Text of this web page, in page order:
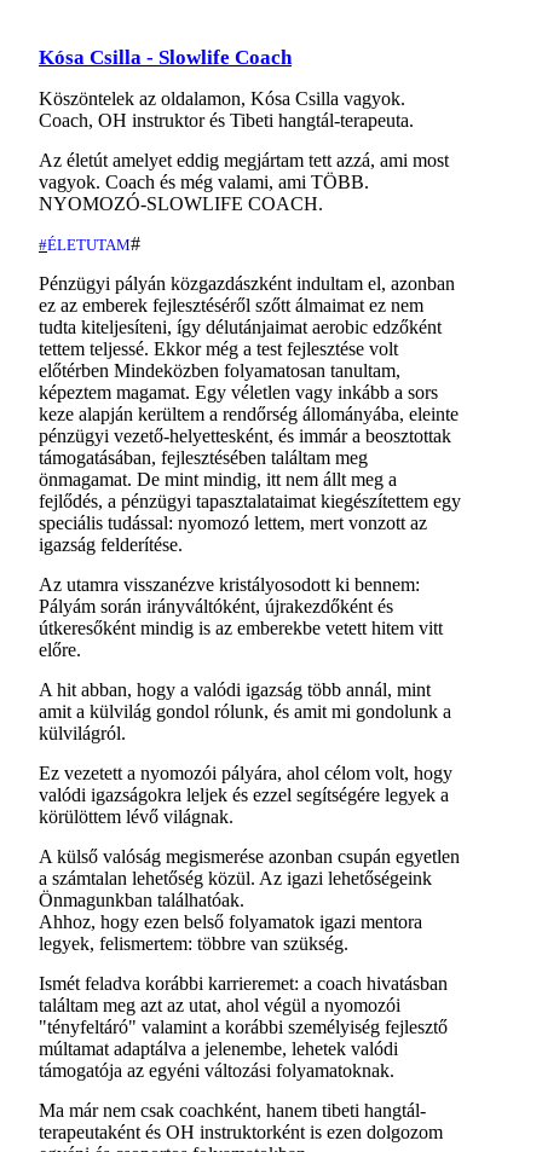
Kósa Csilla - Slowlife Coach
Köszöntelek az oldalamon, Kósa Csilla vagyok.
Coach, OH instruktor és Tibeti hangtál-terapeuta.
Az életút amelyet eddig megjártam tett azzá, ami most
vagyok. Coach és még valami, ami TÖBB.
NYOMOZÓ-SLOWLIFE COACH.
#ÉLETUTAM#
Pénzügyi pályán közgazdászként indultam el, azonban
ez az emberek fejlesztéséről szőtt álmaimat ez nem
tudta kiteljesíteni, így délutánjaimat aerobic edzőként
tettem teljessé. Ekkor még a test fejlesztése volt
előtérben Mindeközben folyamatosan tanultam,
képeztem magamat. Egy véletlen vagy inkább a sors
keze alapján kerültem a rendőrség állományába, eleinte
pénzügyi vezető-helyettesként, és immár a beosztottak
támogatásában, fejlesztésében találtam meg
önmagamat. De mint mindig, itt nem állt meg a
fejlődés, a pénzügyi tapasztalataimat kiegészítettem egy
speciális tudással: nyomozó lettem, mert vonzott az
igazság felderítése.
Az utamra visszanézve kristályosodott ki bennem:
Pályám során irányváltóként, újrakezdőként és
útkeresőként mindig is az emberekbe vetett hitem vitt
előre.
A hit abban, hogy a valódi igazság több annál, mint
amit a külvilág gondol rólunk, és amit mi gondolunk a
külvilágról.
Ez vezetett a nyomozói pályára, ahol célom volt, hogy
valódi igazságokra leljek és ezzel segítségére legyek a
körülöttem lévő világnak.
A külső valóság megismerése azonban csupán egyetlen
a számtalan lehetőség közül. Az igazi lehetőségeink
Önmagunkban találhatóak.
Ahhoz, hogy ezen belső folyamatok igazi mentora
legyek, felismertem: többre van szükség.
Ismét feladva korábbi karrieremet: a coach hivatásban
találtam meg azt az utat, ahol végül a nyomozói
"tényfeltáró" valamint a korábbi személyiség fejlesztő
múltamat adaptálva a jelenembe, lehetek valódi
támogatója az egyéni változási folyamatoknak.
Ma már nem csak coachként, hanem tibeti hangtál-
terapeutaként és OH instruktorként is ezen dolgozom